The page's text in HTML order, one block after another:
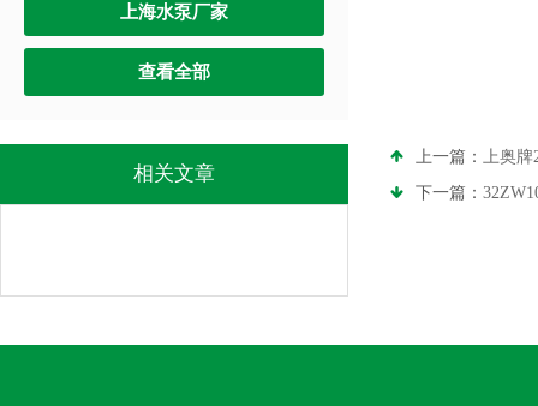
上海水泵厂家
查看全部
相关文章
上一篇： 上奥牌
下一篇：